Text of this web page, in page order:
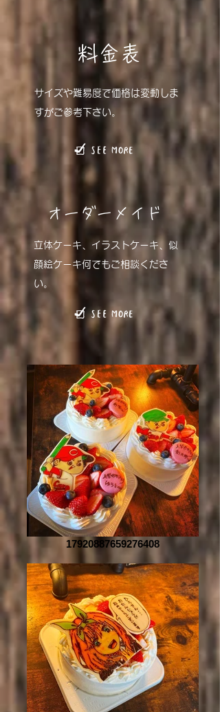
料金表
サイズや難易度で価格は変動しま
すがご参考下さい。
オーダーメイド
立体ケーキ、イラストケーキ、似
顔絵ケーキ何でもご相談くださ
い。
17920887659276408